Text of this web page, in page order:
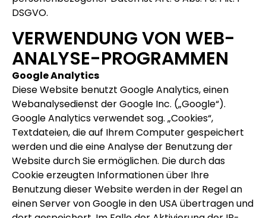
DSGVO.
VERWENDUNG VON WEB-
ANALYSE-PROGRAMMEN
Google Analytics
Diese Website benutzt Google Analytics, einen
Webanalysedienst der Google Inc. („Google“).
Google Analytics verwendet sog. „Cookies“,
Textdateien, die auf Ihrem Computer gespeichert
werden und die eine Analyse der Benutzung der
Website durch Sie ermöglichen. Die durch das
Cookie erzeugten Informationen über Ihre
Benutzung dieser Website werden in der Regel an
einen Server von Google in den USA übertragen und